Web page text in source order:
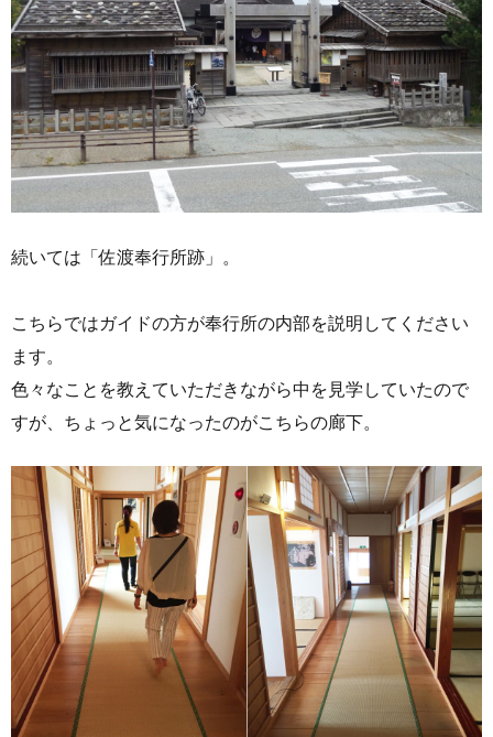
続いては「佐渡奉行所跡」。
こちらではガイドの方が奉行所の内部を説明してください
ます。
色々なことを教えていただきながら中を見学していたので
すが、ちょっと気になったのがこちらの廊下。